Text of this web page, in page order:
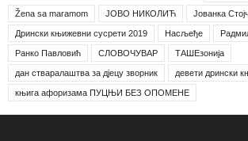
Žena sa maramom ЈОВО НИКОЛИЋ Јованка
Дрински књижевни сусрети 2019 Насљеђе
Ранко Павловић СЛОВОЧУВАР ТАШЕзонија
дан стваралаштва за дјецу зворник девети дрински
књига афоризама ПУЦЊИ БЕЗ ОПОМЕНЕ